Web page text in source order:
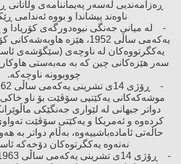
ڕەزامەندیی لەسەر پەیماننامەی
ناوەند پیشاندا ‌و بووە ئەندامی
یەكەمی ساڵی 1952، هێزە
یەكگرتووەكان لە ناوچەی (سێگۆشەی
سەر هێزەكانی چین كە بە مەبەستی
چووبوونە ناوچەكە.
موشەكەكانی یەكێتیی سۆڤێت بۆ ناو خاكی
دواتر جیهانی لە لێواری جەنگێكی
كردەوە ‌و ئەمریكا ‌و یەكێتی سۆڤێت
حاڵەتی ئامادەباشییەوە، بەڵام دواتر بە
نەتەوە یەكگرتوەكان دۆخەكە